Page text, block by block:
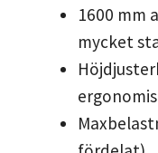
1600 mm
mycket